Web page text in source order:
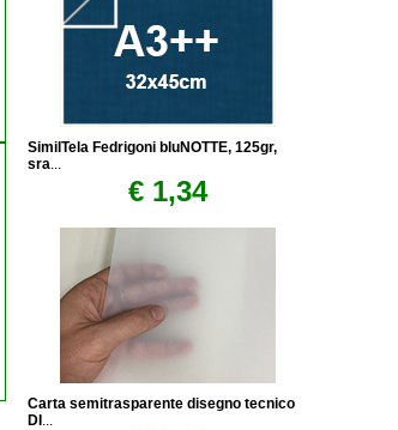
SimilTela Fedrigoni bluNOTTE, 125gr,
sra...
€ 1,34
Carta semitrasparente disegno tecnico
DI ...